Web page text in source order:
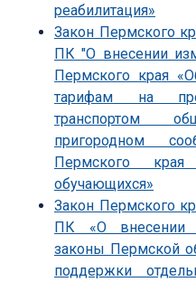
реабилитация»
Закон Пермского
ПК "О внесении
Пермского края
тарифам на
транспортом
пригородном
Пермского края
обучающихся»
Закон Пермского
ПК «О внесении
законы Пермской
поддержки